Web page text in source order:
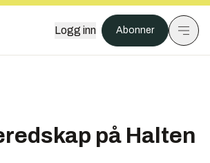
Logg inn Abonner
på Halten